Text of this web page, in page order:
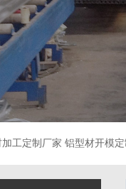
工定制厂家 铝型材开模